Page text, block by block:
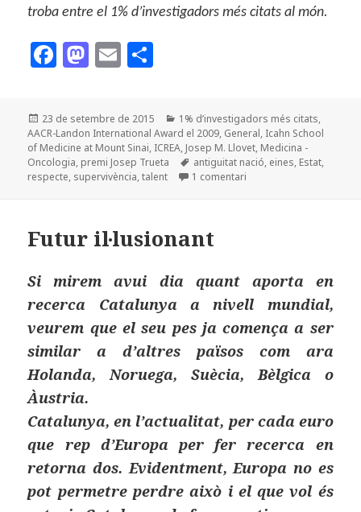
troba entre el 1% d’investigadors més citats al món.
F
c
e
b
o
k
M
to
d
o
n
E
ai
l
m
p
a
rt
x
Publicat
el
23 de setembre de 2015 Categories
1% d’investigadors més citats,
AACR-Landon International Award el 2009, General, Icahn School
of Medicine at Mount Sinai, ICREA, Josep M. Llovet, Medicina -
Oncologia, premi Josep Trueta Etiquetes
antiguitat nació, eines, Estat,
respecte, supervivència,talent 1 comentari
Futur il·lusionant
Si mirem avui dia quant aporta en
recerca Catalunya a nivell mundial,
veurem que el seu pes ja comença a ser
similar a d’altres països com ara
Holanda, Noruega, Suècia, Bèlgica o
Àustria.
Catalunya, en l’actualitat, per cada euro
que rep d’Europa per fer recerca en
retorna dos. Evidentment, Europa no es
pot permetre perdre això i el que vol és